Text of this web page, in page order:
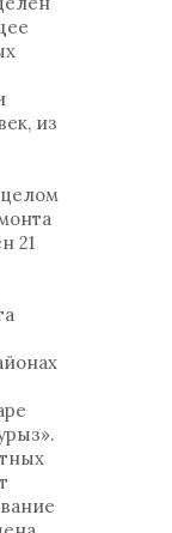
из
целом
21